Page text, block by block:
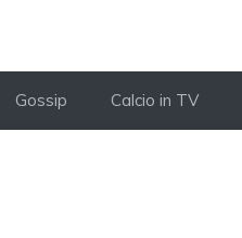
Gossip Calcio in TV